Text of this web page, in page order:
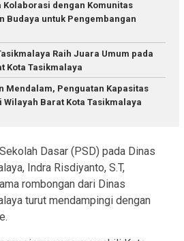
Kolaborasi dengan Komunitas
Budaya untuk Pengembangan
Raih Juara Umum pada
Kota Tasikmalaya
Mendalam, Penguatan Kapasitas
Wilayah Barat Kota Tasikmalaya
Dasar (PSD) pada Dinas
Indra Risdiyanto, S.T,
rombongan dari Dinas
turut mendampingi dengan